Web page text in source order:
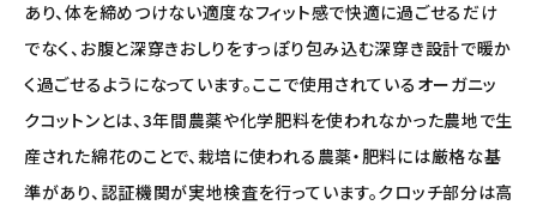
あり、体を締めつけない適度なフィット感で快適に過ごせるだけ
でなく、お腹と深穿きおしりをすっぽり包み込む深穿き設計で暖か
く過ごせるようになっています。ここで使用されているオーガニッ
クコットンとは、3年間農薬や化学肥料を使われなかった農地で生
産された綿花のことで、栽培に使われる農薬・肥料には厳格な基
準があり、認証機関が実地検査を行っています。クロッチ部分は高